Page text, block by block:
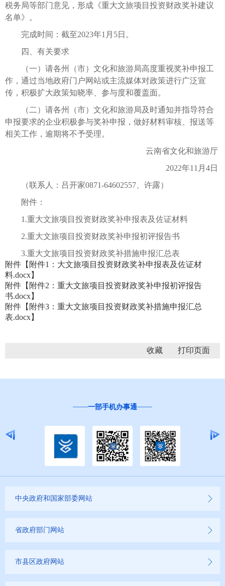
税务局等部门意见，形成《重大文旅项目投资财政奖补建议
名单》。
完成时间：截至2023年1月5日。
四、有关要求
（一）请各州（市）文化和旅游局高度重视奖补申报工
作，通过当地政府门户网站或主流媒体对政策进行广泛宣
传，积极扩大政策知晓率、参与度和覆盖面。
（二）请各州（市）文化和旅游局及时通知并指导符合
申报要求的企业积极参与奖补申报，做好材料审核、报送等
相关工作，逾期将不予受理。
云南省文化和旅游厅
2022年11月4日
（联系人：吕开家0871-64602557、许露）
附件：
1.重大文旅项目投资财政奖补申报表及佐证材料
2.重大文旅项目投资财政奖补申报初评报告书
3.重大文旅项目投资财政奖补措施申报汇总表
附件【 附件1：大文旅项目投资财政奖补申报表及佐证材
料.docx】
附件【 附件2：重大文旅项目投资财政奖补申报初评报告
书.docx】
附件【 附件3：重大文旅项目投资财政奖补措施申报汇总
表.docx】
收藏
一部手机办事通
中央政府和国家部委网站
省政府部门网站
市县区政府网站